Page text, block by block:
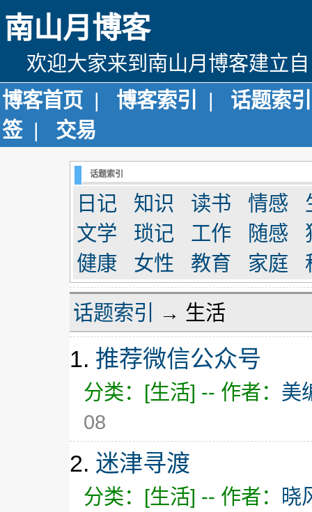
南山月博客
欢迎大家来到南山月博客建立
博客首页 | 博客索引 | 话题索引
签| 交易
话题索引
日记 知识 读书 情感
文学
琐记 工作 随感
健康
女性 教育 家庭
话题索引 → 生活
1. 推荐微信公众号
分类：[生活] -- 作者： 美
08
2. 迷津寻渡
分类：[生活] -- 作者：
晓